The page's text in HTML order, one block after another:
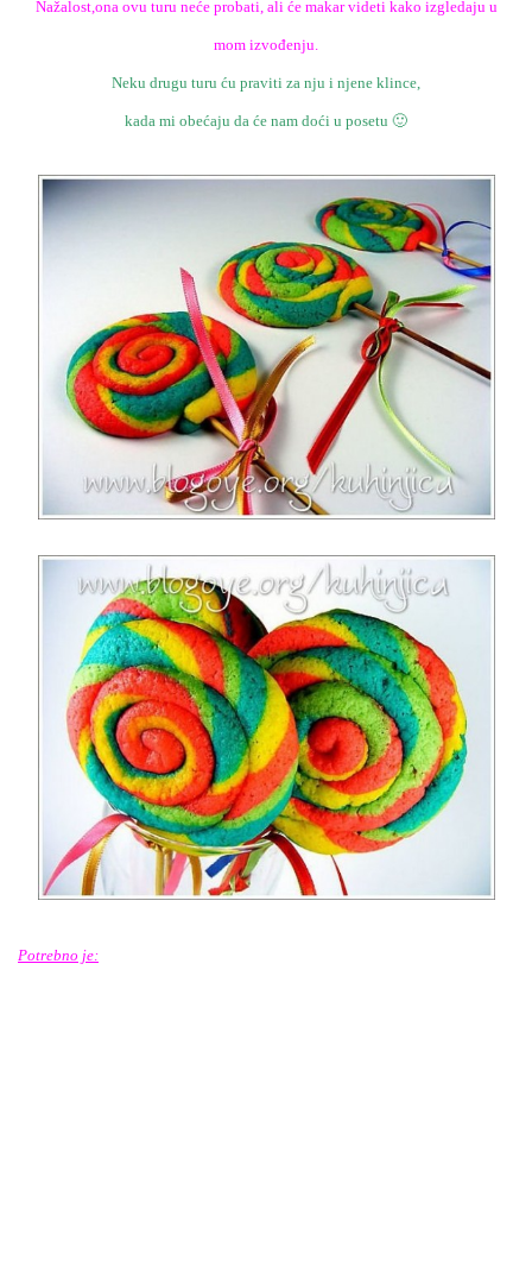
b
st
A
p
p
n
g
er
Nažalost,ona ovu turu neće probati, ali će makar videti kako izgledaju u
mom izvođenju.
Neku drugu turu ću praviti za nju i njene klince,
kada mi obećaju da će nam doći u posetu 🙂
Potrebno je: